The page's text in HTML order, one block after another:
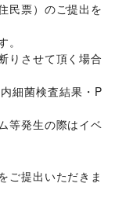
ント
・芸能人/
映画/
作品・彫刻/
民票）のご提出を
りさせて頂く場合
細菌検査結果・P
等発生の際はイベ
ご提出いただきま